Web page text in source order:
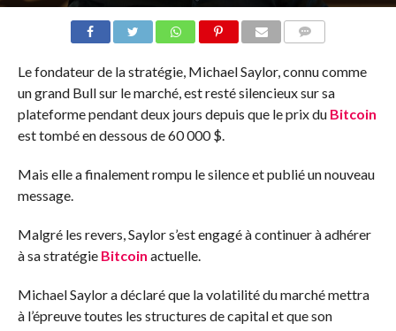
Le fondateur de la stratégie, Michael Saylor, connu comme
un grand Bull sur le marché, est resté silencieux sur sa
plateforme pendant deux jours depuis que le prix du Bitcoin
est tombé en dessous de 60 000 $.
Mais elle a finalement rompu le silence et publié un nouveau
message.
Malgré les revers, Saylor s’est engagé à continuer à adhérer
à sa stratégie Bitcoin actuelle.
Michael Saylor a déclaré que la volatilité du marché mettra
à l’épreuve toutes les structures de capital et que son